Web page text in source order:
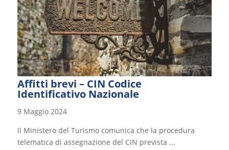
Affitti brevi – CIN Codice
Identificativo Nazionale
9 Maggio 2024
Il Ministero del Turismo comunica che la procedura
telematica di assegnazione del CIN prevista ...